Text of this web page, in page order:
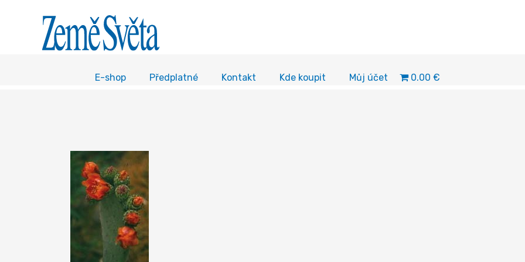
E-shop Předplatné Kontakt Kde koupit Můj účet 0.00 €